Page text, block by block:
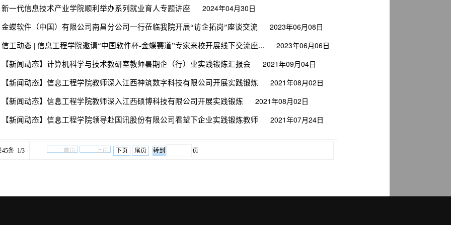
新一代信息技术产业学院顺利举办系列就业育人专题讲座
2024年04月30日
金蝶软件（中国）有限公司南昌分公司一行莅临我院开展“访企拓岗”座谈交流
2023年06月08日
信工动态 | 信息工程学院邀请“中国软件杯-金蝶赛道”专家来校开展线下交流座...
2023年06月06日
【新闻动态】计算机科学与技术教研室教师暑期企（行）业实践锻炼汇报会
2021年09月04日
【新闻动态】信息工程学院教师深入江西神筑数字科技有限公司开展实践锻炼
2021年08月02日
【新闻动态】信息工程学院教师深入江西硕博科技有限公司开展实践锻炼
2021年08月02日
【新闻动态】信息工程学院领导赴国讯股份有限公司看望下企业实践锻炼教师 2021年07月24日
45条 1/3 首页 上页 下页 尾页 页